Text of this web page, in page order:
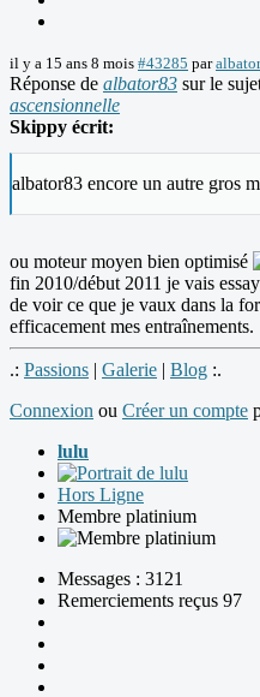
il y a 15 ans 8 mois #43285 par
Réponse de albator83 sur le
ascensionnelle
Skippy écrit:
albator83 encore un autre gros
ou moteur moyen bien optimisé
fin 2010/début 2011 je vais
de voir ce que je vaux dans la
efficacement mes entraînements.
.: Passions | Galerie | Blog :.
Connexion ou Créer un compte
lulu
Hors Ligne
Membre platinium
Messages : 3121
Remerciements reçus 97